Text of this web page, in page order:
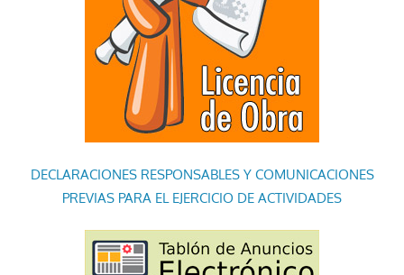
DECLARACIONES RESPONSABLES Y COMUNICACIONES
PREVIAS PARA EL EJERCICIO DE ACTIVIDADES